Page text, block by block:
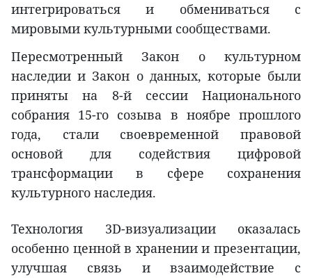
интегрироваться и обмениваться с
мировыми культурными сообществами.
Пересмотренный Закон о культурном
наследии и Закон о данных, которые были
приняты на 8-й сессии Национального
собрания 15-го созыва в ноябре прошлого
года, стали своевременной правовой
основой для содействия цифровой
трансформации в сфере сохранения
культурного наследия.
Технология 3D-визуализации оказалась
особенно ценной в хранении и презентации,
улучшая связь и взаимодействие с